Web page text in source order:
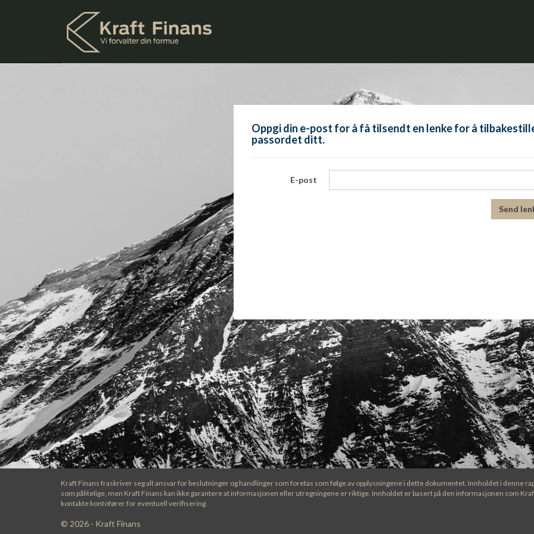
Oppgi din e-post for å få tilsendt en lenke for å
passordet ditt.
E-post
Kraft Finans fraskriver seg alt ansvar for beslutninger og handlinger som foretas som følge av opplysningene i dette dokumentet. Innholdet i denne
som pålitelige, men Kraft Finans kan ikke garantere at informasjonen eller utregningene er riktige. Innholdet er basert på den informasjonen som
kontakte kontofører for eventuell verifisering.
© 2026 - Kraft Finans